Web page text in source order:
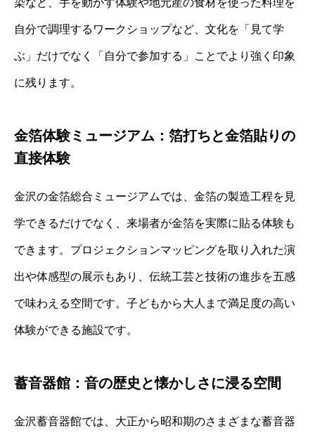
染など、手を動かす体験や地元産の食材を使った料理を
自分で調理するワークショップなど、文化を「見て学
ぶ」だけでなく「自分で参加する」ことでより強く印象
に残ります。
金箔体験ミュージアム：箔打ちと金箔貼りの
直接体験
金沢の金箔総合ミュージアムでは、金箔の製造工程を見
学できるだけでなく、来場者が金箔を実際に貼る体験も
できます。プロジェクションマッピングを取り入れた演
出や体感型の展示もあり、伝統工芸と技術の進歩を五感
で味わえる空間です。子どもから大人まで満足度の高い
体験ができる施設です。
蓄音器館：音の歴史と懐かしさに浸る空間
金沢蓄音器館では、大正から昭和期のさまざまな蓄音器